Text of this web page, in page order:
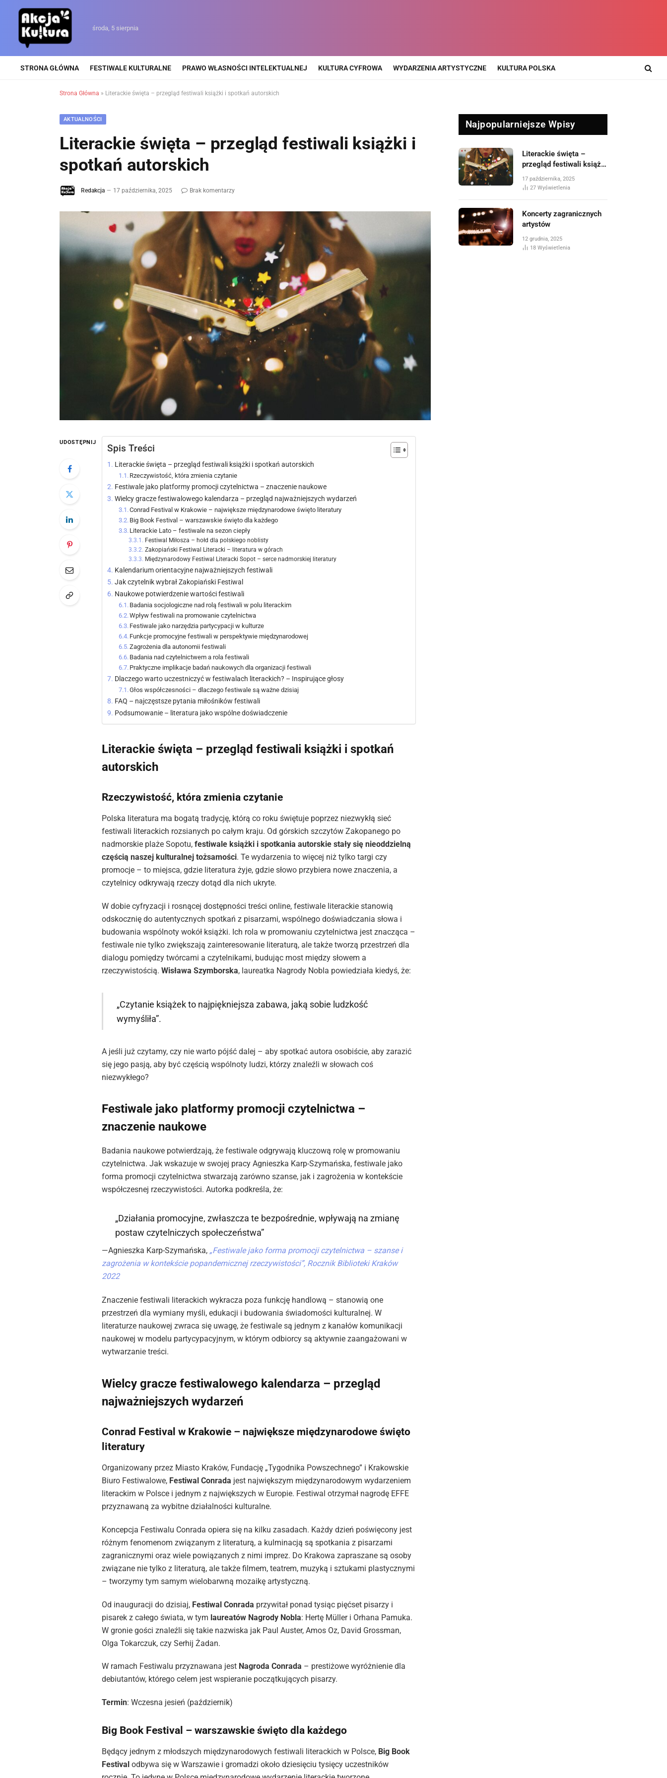
środa, 5 sierpnia
STRONA GŁÓWNA FESTIWALE KULTURALNE PRAWO WŁASNOŚCI INTELEKTUALNEJ KULTURA CYFROWA WYDARZENIA ARTYSTYCZNE KULTURA POLSKA
Strona Główna » Literackie święta – przegląd festiwali książki i spotkań autorskich
AKTUALNOŚCI
Literackie święta – przegląd festiwali książki i
spotkań autorskich
Redakcja 17 października, 2025 Brak komentarzy
UDOSTĘPNIJ
Spis Treści
Literackie święta – przegląd festiwali książki i spotkań autorskich
Rzeczywistość, która zmienia czytanie
Festiwale jako platformy promocji czytelnictwa – znaczenie naukowe
Wielcy gracze festiwalowego kalendarza – przegląd najważniejszych wydarzeń
Conrad Festival w Krakowie – największe międzynarodowe święto literatury
Big Book Festival – warszawskie święto dla każdego
Literackie Lato – festiwale na sezon ciepły
Festiwal Miłosza – hołd dla polskiego noblisty
Zakopiański Festiwal Literacki – literatura w górach
Międzynarodowy Festiwal Literacki Sopot – serce nadmorskiej literatury
Kalendarium orientacyjne najważniejszych festiwali
Jak czytelnik wybrał Zakopiański Festiwal
Naukowe potwierdzenie wartości festiwali
Badania socjologiczne nad rolą festiwali w polu literackim
Wpływ festiwali na promowanie czytelnictwa
Festiwale jako narzędzia partycypacji w kulturze
Funkcje promocyjne festiwali w perspektywie międzynarodowej
Zagrożenia dla autonomii festiwali
Badania nad czytelnictwem a rola festiwali
Praktyczne implikacje badań naukowych dla organizacji festiwali
Dlaczego warto uczestniczyć w festiwalach literackich? – Inspirujące głosy
Głos współczesności – dlaczego festiwale są ważne dzisiaj
FAQ – najczęstsze pytania miłośników festiwali
Podsumowanie – literatura jako wspólne doświadczenie
Literackie święta – przegląd festiwali książki i spotkań
autorskich
Rzeczywistość, która zmienia czytanie
Polska literatura ma bogatą tradycję, którą co roku świętuje poprzez niezwykłą sieć
festiwali literackich rozsianych po całym kraju. Od górskich szczytów Zakopanego po
nadmorskie plaże Sopotu, festiwale książki i spotkania autorskie stały się nieoddzielną
częścią naszej kulturalnej tożsamości. Te wydarzenia to więcej niż tylko targi czy
promocje – to miejsca, gdzie literatura żyje, gdzie słowo przybiera nowe znaczenia, a
czytelnicy odkrywają rzeczy dotąd dla nich ukryte.
W dobie cyfryzacji i rosnącej dostępności treści online, festiwale literackie stanowią
odskocznię do autentycznych spotkań z pisarzami, wspólnego doświadczania słowa i
budowania wspólnoty wokół książki. Ich rola w promowaniu czytelnictwa jest znacząca –
festiwale nie tylko zwiększają zainteresowanie literaturą, ale także tworzą przestrzeń dla
dialogu pomiędzy twórcami a czytelnikami, budując most między słowem a
rzeczywistością. Wisława Szymborska, laureatka Nagrody Nobla powiedziała kiedyś, że:
„Czytanie książek to najpiękniejsza zabawa, jaką sobie ludzkość
wymyśliła”.
A jeśli już czytamy, czy nie warto pójść dalej – aby spotkać autora osobiście, aby zarazić
się jego pasją, aby być częścią wspólnoty ludzi, którzy znaleźli w słowach coś
niezwykłego?
Festiwale jako platformy promocji czytelnictwa –
znaczenie naukowe
Badania naukowe potwierdzają, że festiwale odgrywają kluczową rolę w promowaniu
czytelnictwa. Jak wskazuje w swojej pracy Agnieszka Karp-Szymańska, festiwale jako
forma promocji czytelnictwa stwarzają zarówno szanse, jak i zagrożenia w kontekście
współczesnej rzeczywistości. Autorka podkreśla, że:
„Działania promocyjne, zwłaszcza te bezpośrednie, wpływają na zmianę
postaw czytelniczych społeczeństwa”
—Agnieszka Karp-Szymańska, „Festiwale jako forma promocji czytelnictwa – szanse i
zagrożenia w kontekście popandemicznej rzeczywistości”, Rocznik Biblioteki Kraków
2022
Znaczenie festiwali literackich wykracza poza funkcję handlową – stanowią one
przestrzeń dla wymiany myśli, edukacji i budowania świadomości kulturalnej. W
literaturze naukowej zwraca się uwagę, że festiwale są jednym z kanałów komunikacji
naukowej w modelu partycypacyjnym, w którym odbiorcy są aktywnie zaangażowani w
wytwarzanie treści.
Wielcy gracze festiwalowego kalendarza – przegląd
najważniejszych wydarzeń
Conrad Festival w Krakowie – największe międzynarodowe święto
literatury
Organizowany przez Miasto Kraków, Fundację „Tygodnika Powszechnego” i Krakowskie
Biuro Festiwalowe, Festiwal Conrada jest największym międzynarodowym wydarzeniem
literackim w Polsce i jednym z największych w Europie. Festiwal otrzymał nagrodę EFFE
przyznawaną za wybitne działalności kulturalne.
Koncepcja Festiwalu Conrada opiera się na kilku zasadach. Każdy dzień poświęcony jest
różnym fenomenom związanym z literaturą, a kulminacją są spotkania z pisarzami
zagranicznymi oraz wiele powiązanych z nimi imprez. Do Krakowa zapraszane są osoby
związane nie tylko z literaturą, ale także filmem, teatrem, muzyką i sztukami plastycznymi
– tworzymy tym samym wielobarwną mozaikę artystyczną.
Od inauguracji do dzisiaj, Festiwal Conrada przywitał ponad tysiąc pięćset pisarzy i
pisarek z całego świata, w tym laureatów Nagrody Nobla: Hertę Müller i Orhana Pamuka.
W gronie gości znaleźli się takie nazwiska jak Paul Auster, Amos Oz, David Grossman,
Olga Tokarczuk, czy Serhij Żadan.
W ramach Festiwalu przyznawana jest Nagroda Conrada – prestiżowe wyróżnienie dla
debiutantów, którego celem jest wspieranie początkujących pisarzy.
Termin: Wczesna jesień (październik)
Big Book Festival – warszawskie święto dla każdego
Będący jednym z młodszych międzynarodowych festiwali literackich w Polsce, Big Book
Festival odbywa się w Warszawie i gromadzi około dziesięciu tysięcy uczestników
Najpopularniejsze Wpisy
Literackie święta –
przegląd festiwali książki
i spotkań autorskich
17 października, 2025
27 Wyświetlenia
Koncerty zagranicznych
artystów
12 grudnia, 2025
18 Wyświetlenia